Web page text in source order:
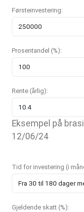
Førsteinvestering:
Prosentandel (%):
Rente (årlig):
Eksempel på
12/06/24
Tid for investering (i
Gjeldende skatt (%):